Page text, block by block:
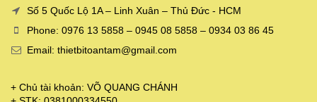
Số 5 Quốc Lộ 1A – Linh Xuân – Thủ Đức - HCM
Phone: 0976 13 5858 – 0945 08 5858 – 0934 03 86 45
Email: thietbitoantam@gmail.com
+ Chủ tài khoản: VÕ QUANG CHÁNH